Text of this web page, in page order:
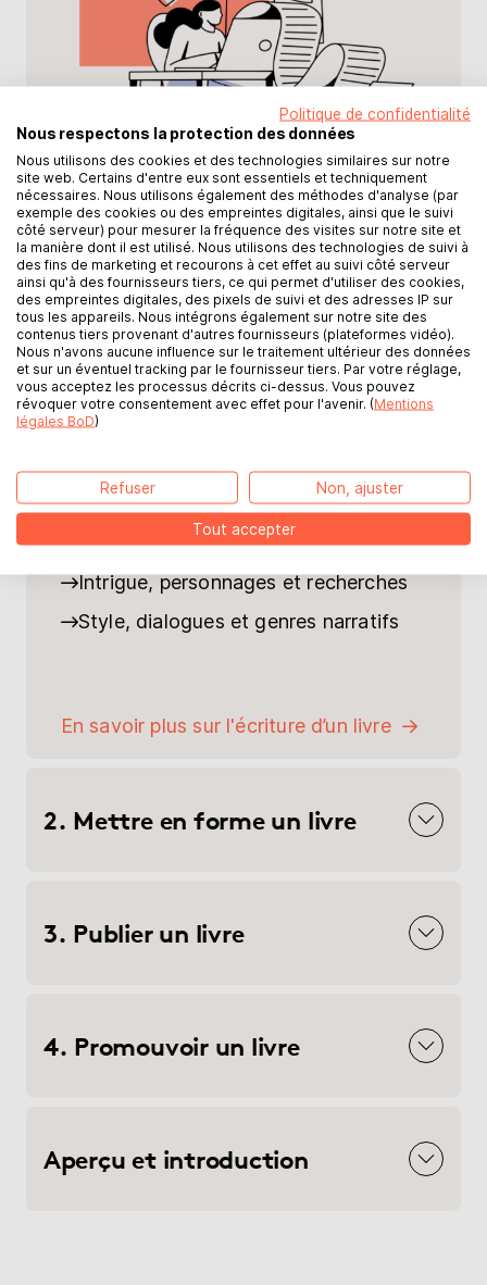
Vous avez toujours rêvé d'écrire votre
livre ? Vous souhaitez partager vos
connaissances sur votre sujet de
prédilection ou enfin coucher votre
histoire sur le papier ? Alors, vous êtes
au bon endroit. Nous vous expliquons
les étapes pour que votre projet de
livre devienne réalité : de la
d'écriture.
Planification de votre livre
Intrigue, personnages et recherches
Style, dialogues et genres narratifs
En savoir plus sur l'écriture d’un livre
2. Mettre en forme un livre
3. Publier un livre
4. Promouvoir un livre
Aperçu et introduction
Politique de confidentialité
Nous respectons la protection des données
Nous utilisons des cookies et des technologies similaires sur notre
site web. Certains d'entre eux sont essentiels et techniquement
nécessaires. Nous utilisons également des méthodes d'analyse (par
exemple des cookies ou des empreintes digitales, ainsi que le suivi
côté serveur) pour mesurer la fréquence des visites sur notre site et
la manière dont il est utilisé. Nous utilisons des technologies de suivi à
des fins de marketing et recourons à cet effet au suivi côté serveur
ainsi qu'à des fournisseurs tiers, ce qui permet d'utiliser des cookies,
des empreintes digitales, des pixels de suivi et des adresses IP sur
tous les appareils. Nous intégrons également sur notre site des
contenus tiers provenant d'autres fournisseurs (plateformes vidéo).
Nous n'avons aucune influence sur le traitement ultérieur des données
et sur un éventuel tracking par le fournisseur tiers. Par votre réglage,
vous acceptez les processus décrits ci-dessus. Vous pouvez
révoquer votre consentement avec effet pour l'avenir. (Mentions
légales BoD)
Refuser Non, ajuster
Tout accepter